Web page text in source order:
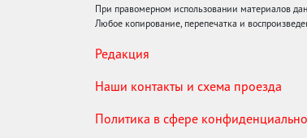
При правомерном использовании материалов
Любое копирование, перепечатка и
Редакция
Наши контакты и схема проезда
Политика в сфере